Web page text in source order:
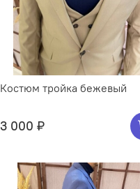
Костюм тройка бежевый
3 000 ₽